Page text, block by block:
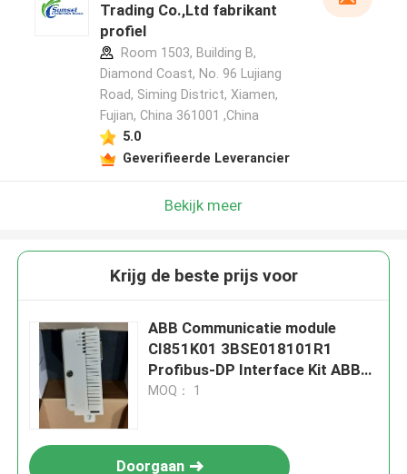
Trading Co.,Ltd fabrikant
profiel
Room 1503, Building B,
Diamond Coast, No. 96 Lujiang
Road, Siming District, Xiamen,
Fujian, China 361001 ,China
5.0
Geverifieerde Leverancier
Bekijk meer
Krijg de beste prijs voor
ABB Communicatie module
CI851K01 3BSE018101R1
Profibus-DP Interface Kit ABB
800XA
MOQ： 1
Doorgaan